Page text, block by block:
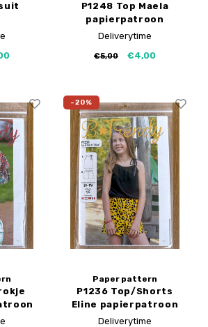
P1248 Top Maela
papierpatroon
Deliverytime
€5,00 €4,00
-20%
Paper pattern
P1236 Top/Shorts
Eline papierpatroon
Deliverytime